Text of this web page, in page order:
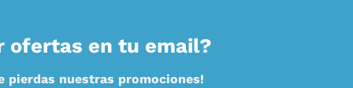
ofertas en tu email?
pierdas nuestras promociones!